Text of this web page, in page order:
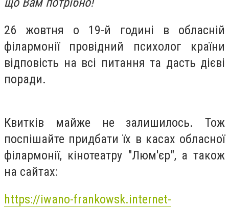
26 жовтня о 19-й годині в обласній
філармонії провідний психолог країни
відповість на всі питання та дасть дієві
поради.
Квитків майже не залишилось. Тож
поспішайте придбати їх в касах обласної
філармонії, кінотеатру "Люм'єр", а також
на сайтах:
https://iwano-frankowsk.internet-